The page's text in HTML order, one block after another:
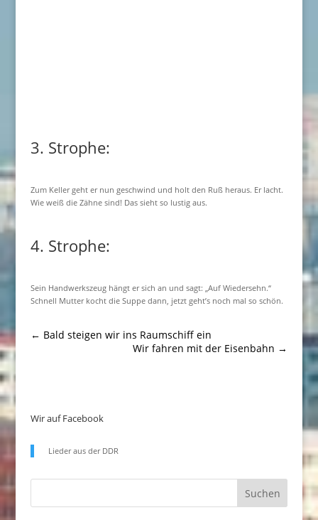
3. Strophe:
Zum Keller geht er nun geschwind und holt den Ruß heraus. Er lacht.
Wie weiß die Zähne sind! Das sieht so lustig aus.
4. Strophe:
Sein Handwerkszeug hängt er sich an und sagt: „Auf Wiedersehn.“
Schnell Mutter kocht die Suppe dann, jetzt geht’s noch mal so schön.
← Bald steigen wir ins Raumschiff ein
Wir fahren mit der Eisenbahn →
Wir auf Facebook
Lieder aus der DDR